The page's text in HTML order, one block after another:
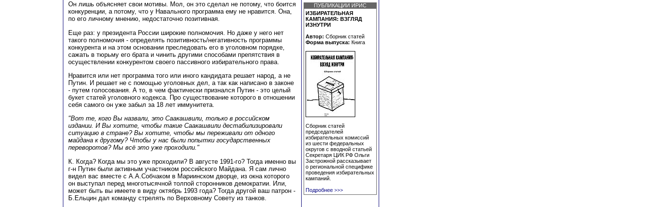
Он лишь объясняет свои мотивы. Мол, он это сделал не потому, что боится
конкуренции, а потому, что у Навального программа ему не нравится. Она,
по его личному мнению, недостаточно позитивная.
Еще раз: у президента России широкие полномочия. Но даже у него нет
такого полномочия - определять позитивность/негативность программы
конкурента и на этом основании преследовать его в уголовном порядке,
сажать в тюрьму его брата и чинить другими способами препятствия в
осуществлении конкурентом своего пассивного избирательного права.
Нравится или нет программа того или иного кандидата решает народ, а не
Путин. И решает не с помощью уголовных дел, а так как написано в законе
- путем голосования. А то, в чем фактически признался Путин - это целый
букет статей уголовного кодекса. Про существование которого в отношении
себя самого он уже забыл за 18 лет иммунитета.
"Вот те, кого Вы назвали, это Саакашвили, только в российском
издании. И Вы хотите, чтобы такие Саакашвили дестабилизировали
ситуацию в стране? Вы хотите, чтобы мы переживали от одного
майдана к другому? Чтобы у нас были попытки государственных
переворотов? Мы всё это уже проходили."
К. Когда? Когда мы это уже проходили? В августе 1991-го? Тогда именно вы
г-н Путин были активным участником российского Майдана. Я сам лично
видел вас вместе с А.А.Собчаком в Мариинском дворце, из окна которого
он выступал перед многотысячной толпой сторонников демократии. Или,
может быть вы имеете в виду октябрь 1993 года? Тогда другой ваш патрон -
Б.Ельцин дал команду стрелять по Верховному Совету из танков.
ПУБЛИКАЦИИ ИРИС
ИЗБИРАТЕЛЬНАЯ
КАМПАНИЯ: ВЗГЛЯД
ИЗНУТРИ
Автор: Сборник статей
Форма выпуска: Книга
Сборник статей
председателей
избирательных комиссий
из шести федеральных
округов с вводной статьей
Секретаря ЦИК РФ Ольги
Застрожной рассказывает
о региональной специфике
проведения избирательных
кампаний.
Подробнее >>>